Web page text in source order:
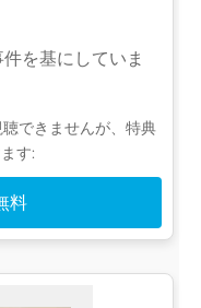
を基にしていま
できませんが、特典
す:
料